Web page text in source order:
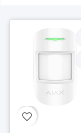
favorite_border